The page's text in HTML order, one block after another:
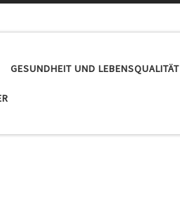
GESUNDHEIT UND LEBENSQUALITÄT